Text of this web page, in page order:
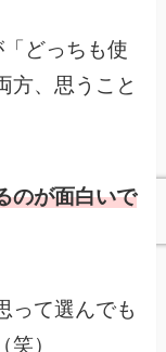
「どっちも使
方、思うこと
のが面白いで
って選んでも
）